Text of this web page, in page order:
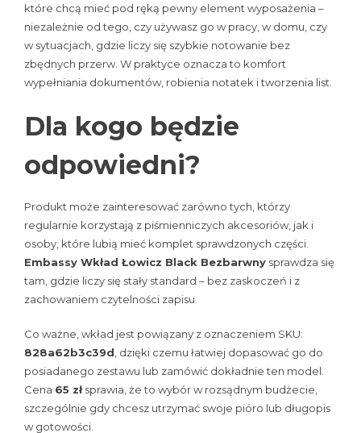
które chcą mieć pod ręką pewny element wyposażenia –
niezależnie od tego, czy używasz go w pracy, w domu, czy
w sytuacjach, gdzie liczy się szybkie notowanie bez
zbędnych przerw. W praktyce oznacza to komfort
wypełniania dokumentów, robienia notatek i tworzenia list.
Dla kogo będzie
odpowiedni?
Produkt może zainteresować zarówno tych, którzy
regularnie korzystają z piśmienniczych akcesoriów, jak i
osoby, które lubią mieć komplet sprawdzonych części.
Embassy Wkład Łowicz Black Bezbarwny sprawdza się
tam, gdzie liczy się stały standard – bez zaskoczeń i z
zachowaniem czytelności zapisu.
Co ważne, wkład jest powiązany z oznaczeniem SKU:
828a62b3c39d , dzięki czemu łatwiej dopasować go do
posiadanego zestawu lub zamówić dokładnie ten model.
Cena 65 złsprawia, że to wybór w rozsądnym budżecie,
szczególnie gdy chcesz utrzymać swoje pióro lub długopis
w gotowości.